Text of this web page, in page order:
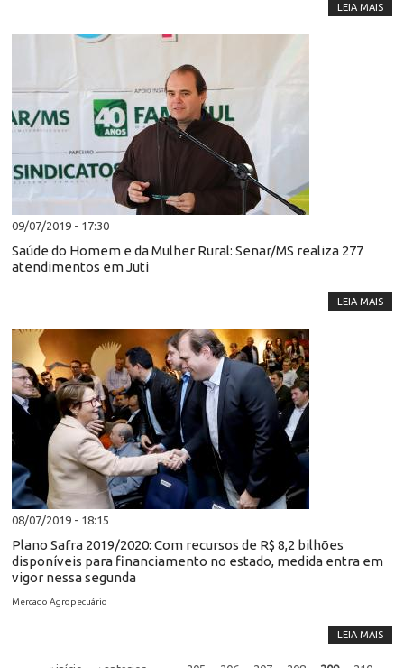
LEIA MAIS
09/07/2019 - 17:30
Saúde do Homem e da Mulher Rural: Senar/MS realiza 277
atendimentos em Juti
LEIA MAIS
08/07/2019 - 18:15
Plano Safra 2019/2020: Com recursos de R$ 8,2 bilhões
disponíveis para financiamento no estado, medida entra em
vigor nessa segunda
Mercado Agropecuário
LEIA MAIS